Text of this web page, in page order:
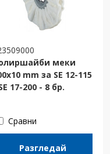
меки
mm за SE 12-115
17-200 - 8 бр.
Сравни
Разгледай